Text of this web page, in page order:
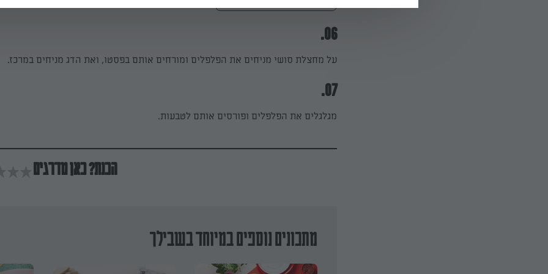
06.
על מחצלת סושי מניחים את הפלפלים ומורחים אותם בפסטו, ואת הדג מניחים במרכז.
07.
מגלגלים את הפלפלים ופורסים אותם לטבעות.
הכנת? כאן מדרגים
מתכונים נוספים במיוחד בשבילך